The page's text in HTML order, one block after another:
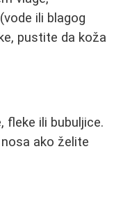
ili blagog
pustite da koža
fleke ili bubuljice.
ako želite